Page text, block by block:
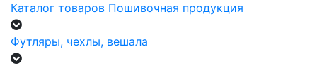
Каталог товаров Пошивочная продукция
Футляры, чехлы, вешала